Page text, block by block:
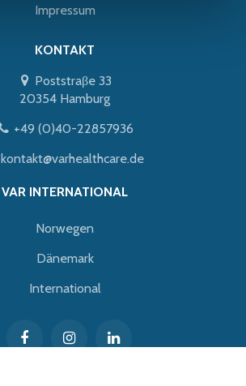
Impressum
KONTAKT
Poststraβe 33
20354 Hamburg
+49 (0)40-22857936
kontakt@varhealthcare.de
VAR INTERNATIONAL
Norwegen
Dänemark
International